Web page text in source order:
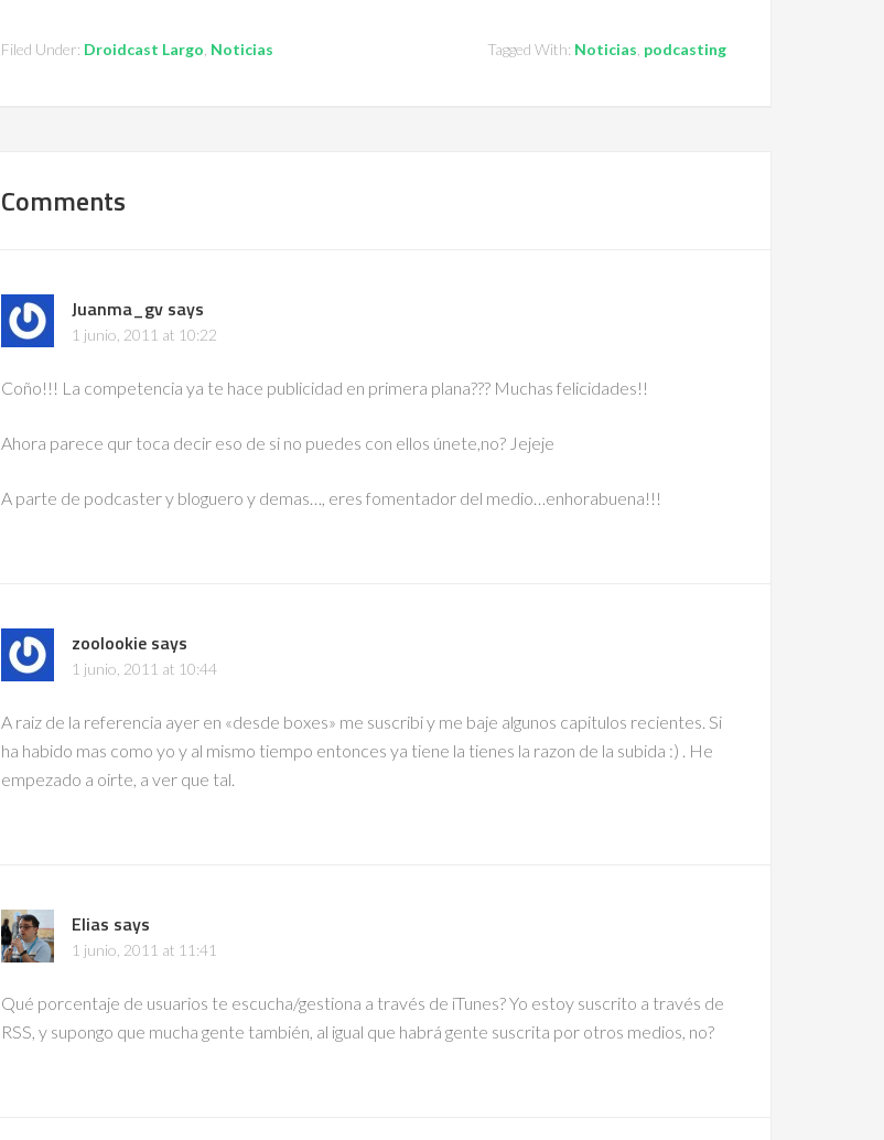
Filed Under: Droidcast Largo Noticias Tagged With: Noticias podcasting
Comments
Juanma_gv says
1 junio, 2011 at 10:22
Coño!!! La competencia ya te hace publicidad en primera plana??? Muchas felicidades!!
Ahora parece qur toca decir eso de si no puedes con ellos únete,no? Jejeje
A parte de podcaster y bloguero y demas…, eres fomentador del medio…enhorabuena!!!
zoolookie says
1 junio, 2011 at 10:44
A raiz de la referencia ayer en «desde boxes» me suscribi y me baje algunos capitulos recientes. Si
ha habido mas como yo y al mismo tiempo entonces ya tiene la tienes la razon de la subida :) . He
empezado a oirte, a ver que tal.
Elias says
1 junio, 2011 at 11:41
Qué porcentaje de usuarios te escucha/gestiona a través de iTunes? Yo estoy suscrito a través de
RSS, y supongo que mucha gente también, al igual que habrá gente suscrita por otros medios, no?